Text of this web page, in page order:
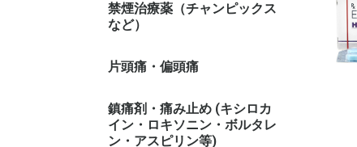
禁煙治療薬（チャンピックス
など）
片頭痛・偏頭痛
鎮痛剤・痛み止め (キシロカ
イン・ロキソニン・ボルタレ
ン・アスピリン等)